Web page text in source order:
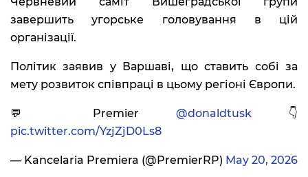
завершить угорське головування в цій
організації.
Політик заявив у Варшаві, що ставить собі за
мету розвиток співпраці в цьому регіоні Європи.
💬 Premier @donaldtusk 👇
pic.twitter.com/YzjZjD0Ls8
— Kancelaria Premiera (@PremierRP) May 20, 2026